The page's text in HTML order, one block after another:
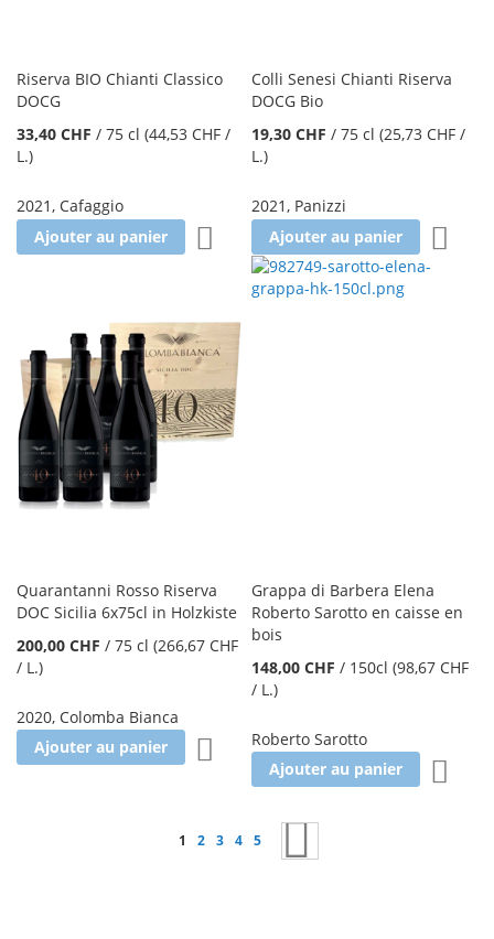
Riserva BIO Chianti Classico
DOCG
33,40 CHF / 75 cl (44,53 CHF /
L.)
2021, Cafaggio
Ajouter au panier
Ajouter à la liste d'achats
Colli Senesi Chianti Riserva
DOCG Bio
19,30 CHF /75 cl (25,73 CHF /
L.)
2021, Panizzi
Ajouter au panier
Quarantanni Rosso Riserva
DOC Sicilia 6x75cl in Holzkiste
200,00 CHF / 75 cl (266,67 CHF
/ L.)
2020, Colomba Bianca
Ajouter au panier
Ajouter à la liste d'achats
Grappa di Barbera Elena
Roberto Sarotto en caisse en
bois
148,00 CHF / 150cl (98,67 CHF
/ L.)
Roberto Sarotto
Ajouter au panier
Page
Vous lisez actuellement la page
1 Page
2 Page
3 Page
4 Page
5